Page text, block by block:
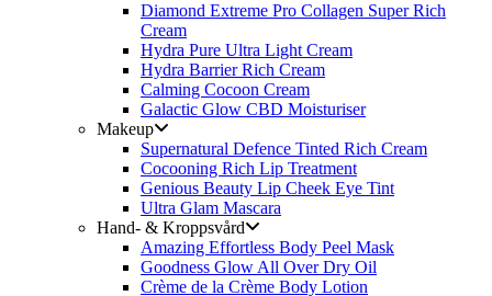
Diamond Extreme Pro Collagen Super Rich
Cream
Hydra Pure Ultra Light Cream
Hydra Barrier Rich Cream
Calming Cocoon Cream
Galactic Glow CBD Moisturiser
Makeup
Supernatural Defence Tinted Rich Cream
Cocooning Rich Lip Treatment
Genious Beauty Lip Cheek Eye Tint
Ultra Glam Mascara
Hand- & Kroppsvård
Amazing Effortless Body Peel Mask
Goodness Glow All Over Dry Oil
Crème de la Crème Body Lotion